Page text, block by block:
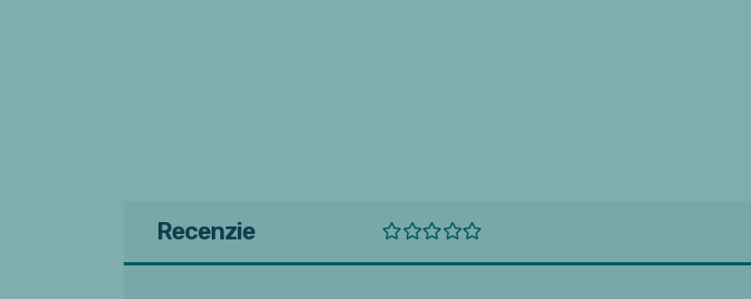
Recenzie